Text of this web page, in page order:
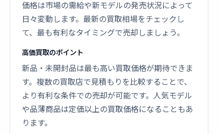
価格は市場の需給や新モデルの発売状況によって
日々変動します。最新の買取相場をチェックし
て、最も有利なタイミングで売却しましょう。
高価買取のポイント
新品・未開封品は最も高い買取価格が期待できま
す。複数の買取店で見積もりを比較することで、
より有利な条件での売却が可能です。人気モデル
や品薄商品は定価以上の買取価格になることもあ
ります。